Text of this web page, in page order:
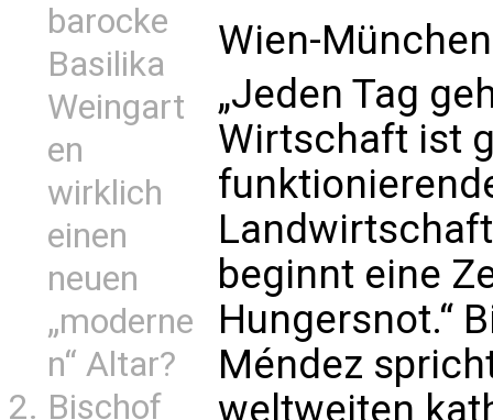
barocke
Basilika
Weingart
en
wirklich
einen
neuen
„moderne
n“ Altar?
Bischof
Wien-
„Jeden Tag
Wirtschaft ist
beginnt eine
Hungersnot.“
Méndez
weltweiten